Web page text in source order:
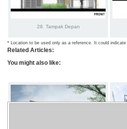
28. Tampak Depan
* Location to be used only as a reference. It could
Related Articles:
You might also like: